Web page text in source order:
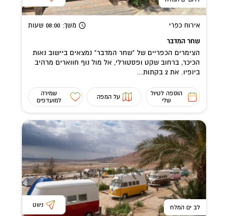
אירוח כפרי משך: 08:00 שעות
שחר המדבר
הצימרים הכפריים של "שחר המדבר" נמצאים ביישוב נאות
הכיכר, ברחוב שקט ופסטורלי, אל מול נוף חווארים מרהיב
ביופיו. את 2 בקתות...
הוספה לטיול
שלי
על המפה
שמירה
למועדפים
לב ים המלח ניווט